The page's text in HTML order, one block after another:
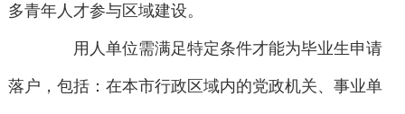
多青年人才参与区域建设。
用人单位需满足特定条件才能为毕业生申请
落户，包括：在本市行政区域内的党政机关、事业单